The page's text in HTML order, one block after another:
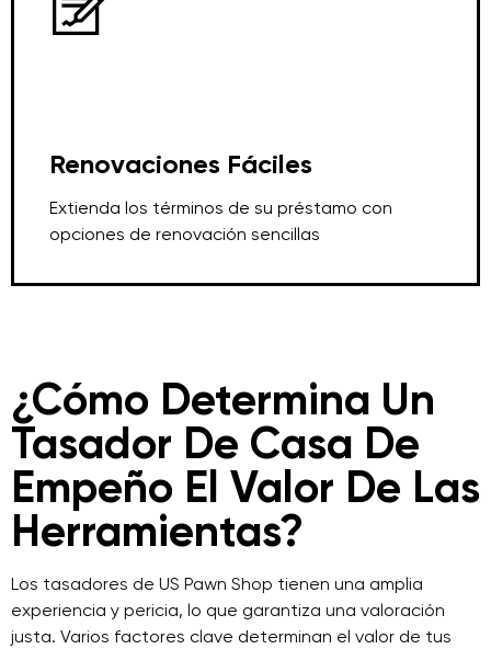
Renovaciones Fáciles
Extienda los términos de su préstamo con
opciones de renovación sencillas
¿Cómo Determina Un
Tasador De Casa De
Empeño El Valor De Las
Herramientas?
Los tasadores de US Pawn Shop tienen una amplia
experiencia y pericia, lo que garantiza una valoración
justa. Varios factores clave determinan el valor de tus